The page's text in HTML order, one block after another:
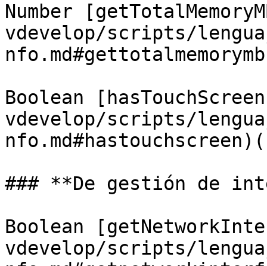
Number
vdevelop/scripts/
Boolean
vdevelop/scripts/
### **De gestión de
Boolean
vdevelop/scripts/